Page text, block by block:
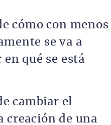
cómo con menos
se va a
qué se está
cambiar el
creación de una